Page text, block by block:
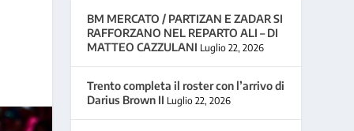
BM MERCATO / PARTIZAN E ZADAR SI
RAFFORZANO NEL REPARTO ALI – DI
MATTEO CAZZULANI Luglio 22, 2026
Trento completa il roster con l’arrivo di
Darius Brown II Luglio 22, 2026